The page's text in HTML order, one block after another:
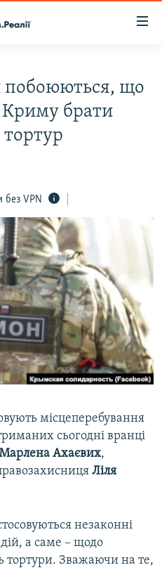
побоюються, що
брати
без VPN
місцеперебування
сьогодні вранці
Ахаєвих,
Ліля
незаконні
а саме – щодо
тортури. Зважаючи на те,